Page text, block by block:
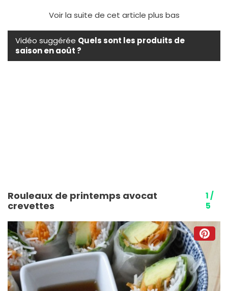
Voir la suite de cet article plus bas
Vidéo suggérée Quels sont les produits de
saison en août ?
Rouleaux de printemps avocat
crevettes
1 /
5